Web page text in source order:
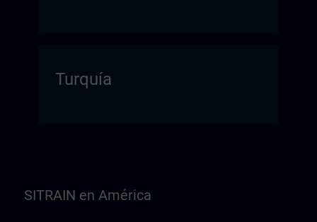
Turquía
SITRAIN en América